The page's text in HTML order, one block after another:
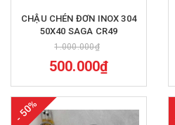
CHẬU CHÉN ĐƠN INOX 304
50X40 SAGA CR49
1.000.000₫
500.000₫
- 50%